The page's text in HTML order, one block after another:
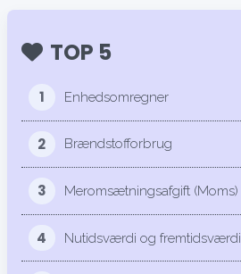
TOP 5
1 Enhedsomregner
2 Brændstofforbrug
3 Meromsætningsafgift (Moms)
4 Nutidsværdi og fremtidsværdi